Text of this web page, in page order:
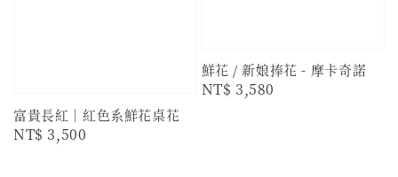
富貴長紅｜紅色系鮮花桌花
Regular
NT$ 3,500
鮮花 / 新娘捧花 - 摩卡奇諾
Regular
NT$ 3,580